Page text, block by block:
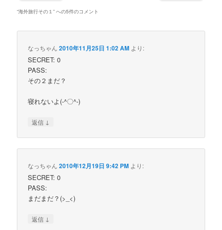
“海外旅行その１” への5件のコメント
なっちゃん 2010年11月25日 1:02 AM より:
SECRET: 0
PASS:
その２まだ？
寝れないよ(-^〇^-)
返信 ↓
なっちゃん 2010年12月19日 9:42 PM より:
SECRET: 0
PASS:
まだまだ？(>_<)
返信 ↓